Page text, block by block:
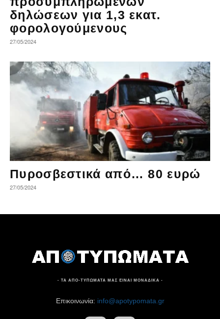
δηλώσεων για 1,3 εκατ.
φορολογούμενους
27/05/2024
Πυροσβεστικά από… 80 ευρώ
27/05/2024
- ΤΑ ΑΠΟ-ΤΥΠΩΜΑΤΑ ΜΑΣ ΕΙΝΑΙ ΜΟΝΑΔΙΚΑ -
Επικοινωνία: info@apotypomata.gr